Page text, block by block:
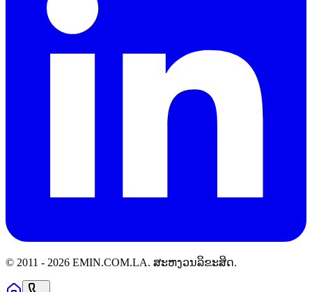
© 2011 - 2026 EMIN.COM.LA. ສະຫງວນລິຂະສິດ.